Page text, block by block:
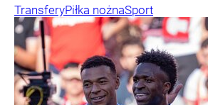
TransferyPiłka nożnaSport